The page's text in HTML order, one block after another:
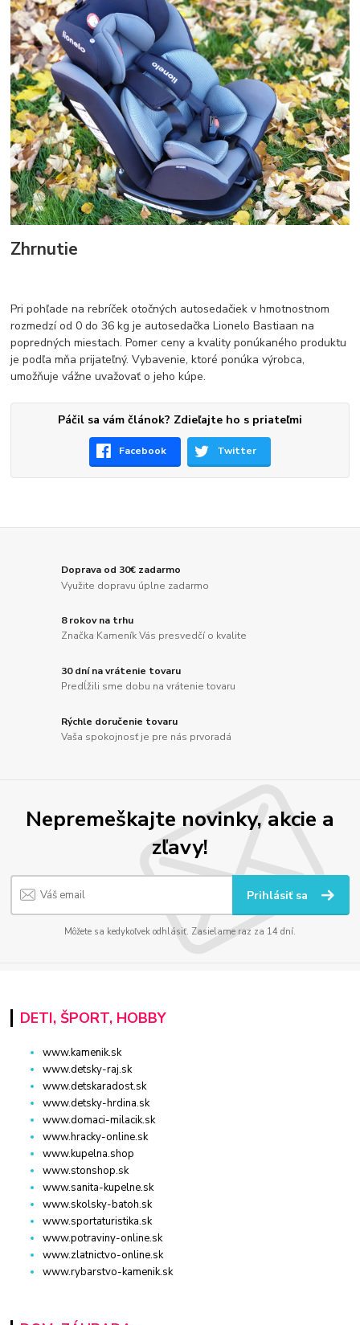
Zhrnutie
Pri pohľade na rebríček otočných autosedačiek v hmotnostnom
rozmedzí od 0 do 36 kg je autosedačka Lionelo Bastiaan na
popredných miestach. Pomer ceny a kvality ponúkaného produktu
je podľa mňa prijateľný. Vybavenie, ktoré ponúka výrobca,
umožňuje vážne uvažovať o jeho kúpe.
Páčil sa vám článok? Zdieľajte ho s priateľmi
Facebook Twitter
Doprava od 30€ zadarmo
Využite dopravu úplne zadarmo
8 rokov na trhu
Značka Kameník Vás presvedčí o kvalite
30 dní na vrátenie tovaru
Predĺžili sme dobu na vrátenie tovaru
Rýchle doručenie tovaru
Vaša spokojnosť je pre nás prvoradá
Nepremeškajte novinky, akcie a
zľavy!
Prihlásiť sa
Môžete sa kedykoľvek odhlásiť. Zasielame raz za 14 dní.
DETI, ŠPORT, HOBBY
www.kamenik.sk
www.detsky-raj.sk
www.detskaradost.sk
www.detsky-hrdina.sk
www.domaci-milacik.sk
www.hracky-online.sk
www.kupelna.shop
www.stonshop.sk
www.sanita-kupelne.sk
www.skolsky-batoh.sk
www.sportaturistika.sk
www.potraviny-online.sk
www.zlatnictvo-online.sk
www.rybarstvo-kamenik.sk